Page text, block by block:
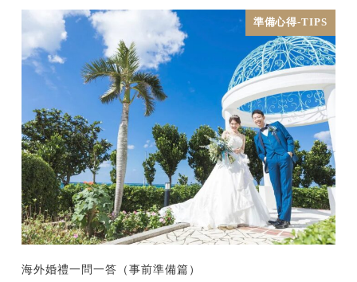
準備心得-TIPS
海外婚禮一問一答（事前準備篇）